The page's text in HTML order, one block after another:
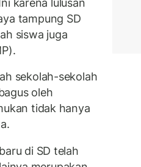
tampung SD
siswa juga
sekolah-sekolah
oleh
tidak hanya
di SD telah